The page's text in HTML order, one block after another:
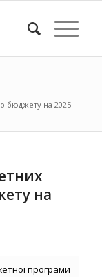
бюджету на 2025
на
програми